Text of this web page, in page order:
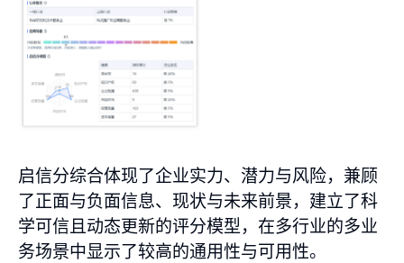
启信分综合体现了企业实力、潜力与风险，兼顾
了正面与负面信息、现状与未来前景，建立了科
学可信且动态更新的评分模型，在多行业的多业
务场景中显示了较高的通用性与可用性。